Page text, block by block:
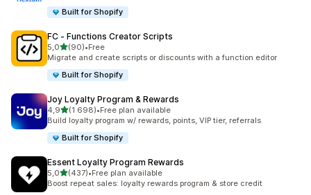
Built for Shopify
FC ‑ Functions Creator Scripts
5,0av 5 stjerner
(90)
Totalt 90 omtaler
•Free
Migrate and create scripts or discounts with a function editor
Built for Shopify
Joy Loyalty Program & Rewards
4,9av 5 stjerner
(1 698)
Totalt 1698 omtaler
•Free plan available
Build loyalty program w/ rewards, points, VIP tier, referrals
Built for Shopify
Essent Loyalty Program Rewards
5,0av 5 stjerner
(437)
Totalt 437 omtaler
•Free plan available
Boost repeat sales: loyalty rewards program & store credit